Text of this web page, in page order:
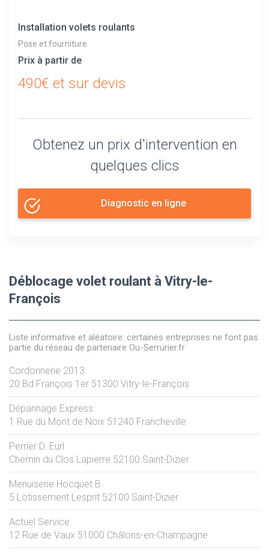
Installation volets roulants
Pose et fourniture
Prix à partir de
490€ et sur devis
Obtenez un prix d'intervention en
quelques clics
Diagnostic en ligne
Déblocage volet roulant à Vitry-le-
François
Liste informative et aléatoire: certaines entreprises ne font pas
partie du réseau de partenaire Ou-Serrurier.fr
Cordonnerie 2013
20 Bd François 1er 51300 Vitry-le-François
Dépannage Express
1 Rue du Mont de Noix 51240 Francheville
Perrier D. Eurl
Chemin du Clos Lapierre 52100 Saint-Dizier
Menuiserie Hocquet B
5 Lotissement Lesprit 52100 Saint-Dizier
Actuel Service
12 Rue de Vaux 51000 Châlons-en-Champagne